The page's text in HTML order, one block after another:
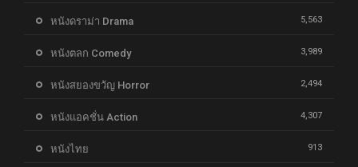
หนังดราม่า Drama 5,563
หนังตลก Comedy 3,989
หนังสยองขวัญ Horror 2,494
หนังแอคชั่น Action 4,307
หนังไทย 913